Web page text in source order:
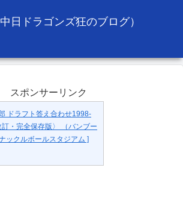
日ドラゴンズ狂のブログ）
スポンサーリンク
ドラフト答え合わせ1998-
・完全保存版〉 （バンブー
ックルボールスタジアム ]